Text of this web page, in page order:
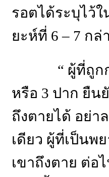
รอตได้ระบุไว้
ยะห์ที่ 6 – 7 กล่
“ ผู้ที่ถูก
หรือ 3 ปาก ยืน
ถึงตายได้ อย่า
เดียว ผู้ที่เป็นพ
เขาถึงตาย ต่อ